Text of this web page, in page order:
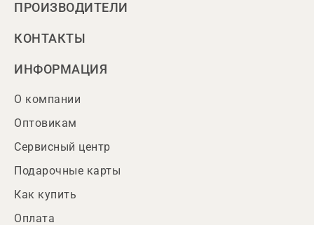
ПРОИЗВОДИТЕЛИ
КОНТАКТЫ
ИНФОРМАЦИЯ
О компании
Оптовикам
Сервисный центр
Подарочные карты
Как купить
Оплата